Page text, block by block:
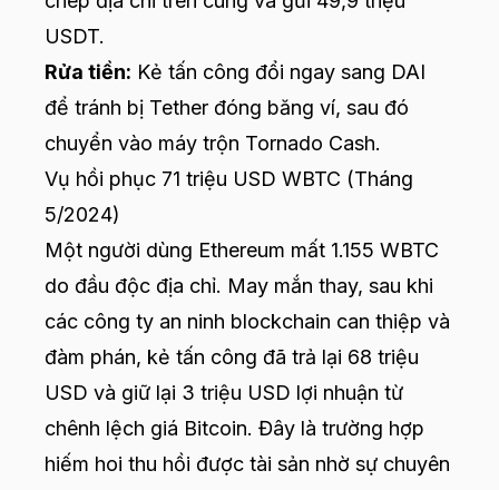
USDT.
Rửa tiền: Kẻ tấn công đổi ngay sang DAI
để tránh bị Tether đóng băng ví, sau đó
chuyển vào máy trộn Tornado Cash.
Vụ hồi phục 71 triệu USD WBTC (Tháng
5/2024)
Một người dùng Ethereum mất 1.155 WBTC
do đầu độc địa chỉ. May mắn thay, sau khi
các công ty an ninh blockchain can thiệp và
đàm phán, kẻ tấn công đã trả lại 68 triệu
USD và giữ lại 3 triệu USD lợi nhuận từ
chênh lệch giá Bitcoin. Đây là trường hợp
hiếm hoi thu hồi được tài sản nhờ sự chuyên